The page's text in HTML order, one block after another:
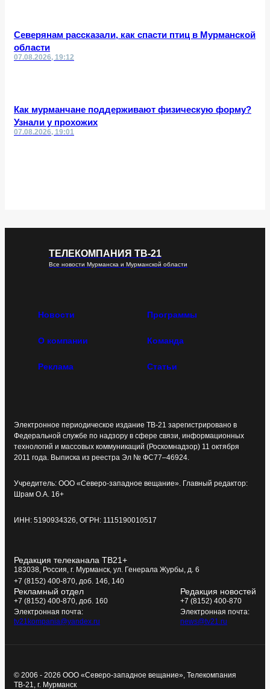
Северянам рассказали, как спасти птиц в Мурманской
области
07.08.2026, 19:12
Как мурманчане поддерживают физическую форму?
Узнали у прохожих
07.08.2026, 19:01
ТЕЛЕКОМПАНИЯ ТВ-21
Все новости Мурманска и Мурманской области
Новости Программы
О компании Команда
Реклама Статьи
Электронное периодическое издание ТВ-21 зарегистрировано в
Федеральной службе по надзору в сфере связи, информационных
технологий и массовых коммуникаций (Роскомнадзор) 11 октября
2011 года. Выписка из реестра Эл № ФС77–46924.
Учредитель: ООО «Северо-западное вещание». Главный редактор:
Шрам О.А. 16+
ИНН: 5190934326, ОГРН: 1115190010517
Редакция телеканала ТВ21+
183038, Россия, г. Мурманск, ул. Генерала Журбы, д. 6
+7 (8152) 400-870, доб. 146, 140
Рекламный отдел
+7 (8152) 400-870, доб. 160
Электронная почта:
tv21kompania@yandex.ru
Редакция новостей
+7 (8152) 400-870
Электронная почта:
news@tv21.ru
© 2006 - 2026 ООО «Северо-западное вещание», Телекомпания
ТВ-21, г. Мурманск